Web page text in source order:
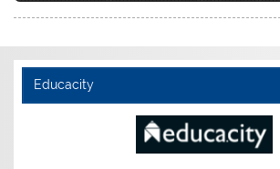
Educacity